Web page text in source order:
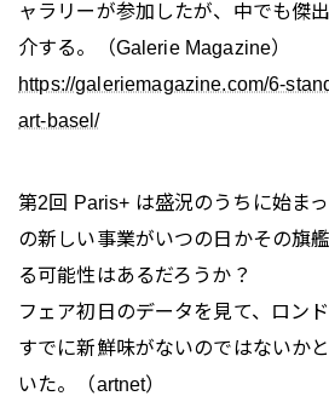
ャラリーが参加したが、中でも傑
介する。（Galerie Magazine）
https://galeriemagazine.com/6-
art-basel/
第2回 Paris+ は盛況のうちに始ま
の新しい事業がいつの日かその旗
る可能性はあるだろうか？
フェア初日のデータを見て、ロン
すでに新鮮味がないのではないか
いた。（artnet）